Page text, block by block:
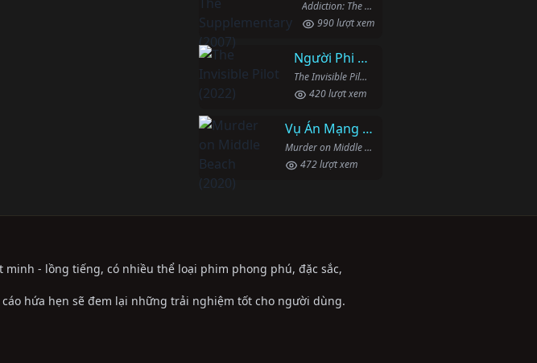
Addiction: The Supplementary (2007)
990 lượt xem
Người Phi Công Vô Hình
The Invisible Pilot (2022)
420 lượt xem
Vụ Án Mạng Trên Đường Middle Beach
Murder on Middle Beach (2020)
472 lượt xem
- lồng tiếng, có nhiều thể loại phim phong phú, đặc sắc,
hứa hẹn sẽ đem lại những trải nghiệm tốt cho người dùng.